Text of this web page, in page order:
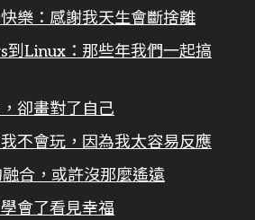
樂：感謝我天生會斷捨離
Linux：那些年我們一起搞
卻畫對了自己
不會玩，因為我太容易反應
合，或許沒那麼遙遠
會了看見幸福